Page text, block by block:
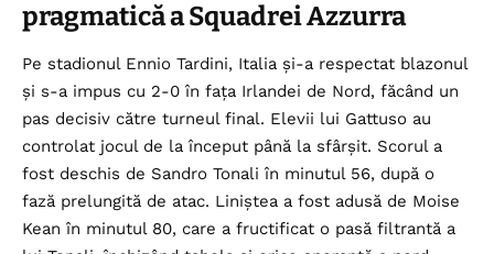
pragmatică a Squadrei Azzurra
Pe stadionul Ennio Tardini, Italia și-a respectat blazonul
și s-a impus cu 2-0 în fața Irlandei de Nord, făcând un
pas decisiv către turneul final. Elevii lui Gattuso au
controlat jocul de la început până la sfârșit. Scorul a
fost deschis de Sandro Tonali în minutul 56, după o
fază prelungită de atac. Liniștea a fost adusă de Moise
Kean în minutul 80, care a fructificat o pasă filtrantă a